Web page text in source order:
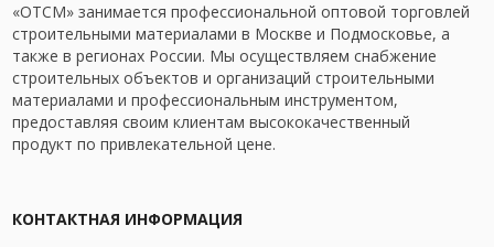
«ОТСМ» занимается профессиональной оптовой торговлей
строительными материалами в Москве и Подмосковье, а
также в регионах России. Мы осуществляем снабжение
строительных объектов и организаций строительными
материалами и профессиональным инструментом,
предоставляя своим клиентам высококачественный
продукт по привлекательной цене.
КОНТАКТНАЯ ИНФОРМАЦИЯ